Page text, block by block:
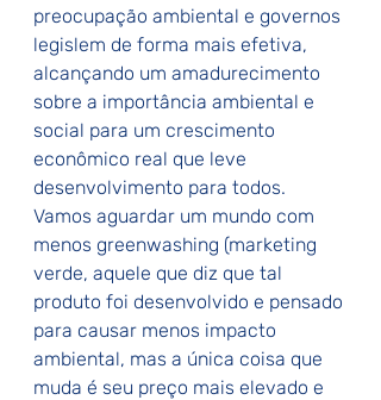
preocupação ambiental e governos
legislem de forma mais efetiva,
alcançando um amadurecimento
sobre a importância ambiental e
social para um crescimento
econômico real que leve
desenvolvimento para todos.
Vamos aguardar um mundo com
menos greenwashing (marketing
verde, aquele que diz que tal
produto foi desenvolvido e pensado
para causar menos impacto
ambiental, mas a única coisa que
muda é seu preço mais elevado e